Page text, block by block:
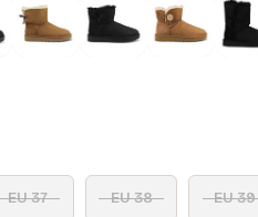
EU 37 EU 38 EU 39